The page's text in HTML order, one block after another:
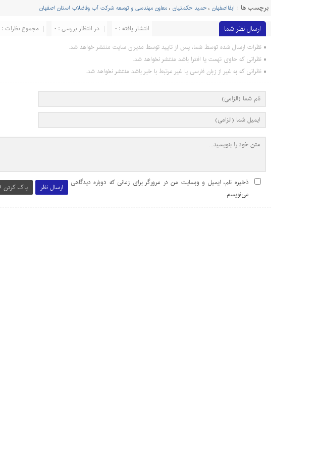
برچسب ها : ابفااصفهان ،حمید حکمتیان ،معاون مهندسی و توسعه شرکت آب وفاضلاب استان اصفهان
ارسال نظر شما مجموع نظرات : 0 در انتظار بررسی : 0 انتشار یافته : 0
نظرات ارسال شده توسط شما، پس از تایید توسط مدیران سایت منتشر خواهد شد.
نظراتی که حاوی تهمت یا افترا باشد منتشر نخواهد شد.
نظراتی که به غیر از زبان فارسی یا غیر مرتبط با خبر باشد منتشر نخواهد شد.
ارسال نظر پاک کردن !
ذخیره نام، ایمیل و وبسایت من در مرورگر برای زمانی که دوباره دیدگاهی
می‌نویسم.